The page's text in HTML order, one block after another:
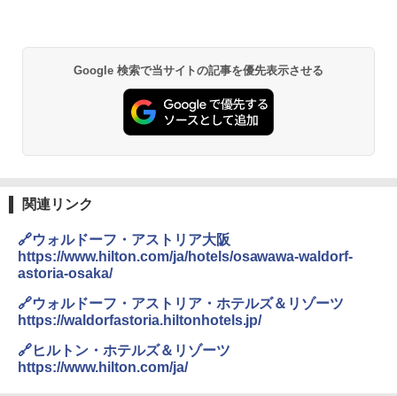
PYKES PEAK (パイクスピーク) 着替えテン
ト プライバシー テント 【中が透けない】 1
人用 折りたたみ 防災グッズ 災害用トイレ ビ
ーチ ピクニック ポップアップテント 携帯 簡
易 トイレテント (グレー)
テント ワンタッチ RENEW 幅200 2-3人用 43
500002(88859)
[キャンパーズコレクション 山善] 傘みたいに
広げるだけ パッとサッとテント ブラックコ
ーティング フルクローズ メッシュ 3-4人用
簡単設置 ポップアップテント エクルベージ
￥3,680
GRANDOOR ステンレス保冷剤 2個セット 2
026リニューアル 急速冷凍 空間倍増 衛生的
BUNDOK(バンドック)ソロ ドーム 1 EX BDK
-08EX カーキ ソロキャンプ ポリエステル フ
レーム ドーム型 テント
￥-
DEWEL パラソル 大型 ビーチ アウトドアパ
ラソル ガーデン サイトシート付 折りたたみ
防水 UVカット 4段階高さ調整 軽量 収納袋付
Google 検索で当サイトの記事を優先表示させる
関連リンク
🔗ウォルドーフ・アストリア大阪
https://www.hilton.com/ja/hotels/osawawa-waldorf-
astoria-osaka/
🔗ウォルドーフ・アストリア・ホテルズ＆リゾーツ
https://waldorfastoria.hiltonhotels.jp/
🔗ヒルトン・ホテルズ＆リゾーツ
https://www.hilton.com/ja/